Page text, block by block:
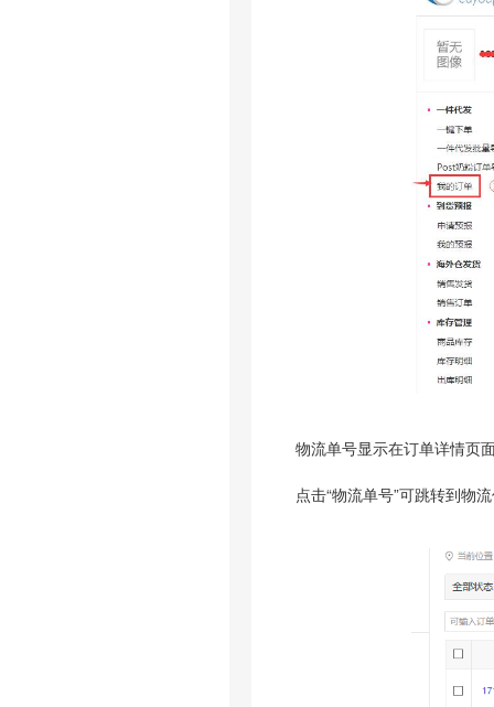
物流单号显示在订单详情页
点击“物流单号”可跳转到物